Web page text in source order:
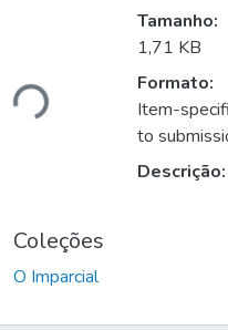
Tamanho:
1,71 KB
Formato:
Item-
to
Descrição:
Coleções
O Imparcial